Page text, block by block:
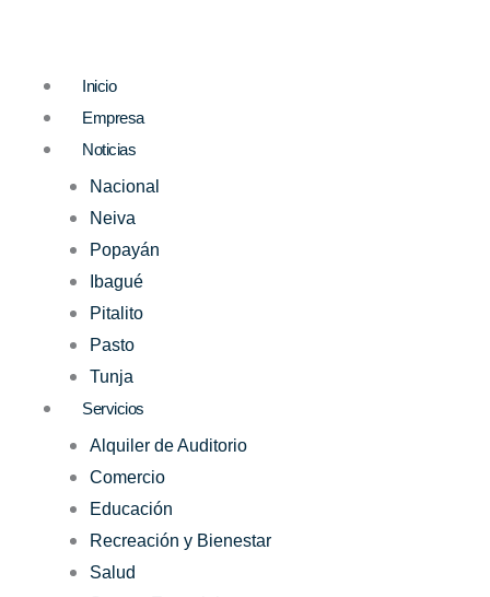
contenidoInicio
Empresa
Noticias
Nacional
Neiva
Popayán
Ibagué
Pitalito
Pasto
Tunja
Servicios
Alquiler de Auditorio
Comercio
Educación
Recreación y Bienestar
Salud